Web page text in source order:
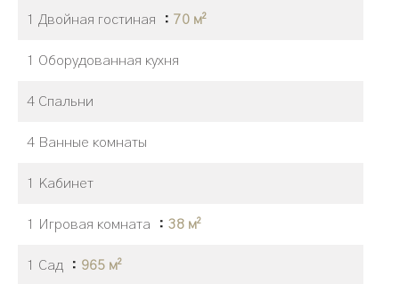
1 Двойная гостиная 70 м²
1 Оборудованная кухня
4 Спальни
4 Ванные комнаты
1 Кабинет
1 Игровая комната 38 м²
1 Сад 965 м²